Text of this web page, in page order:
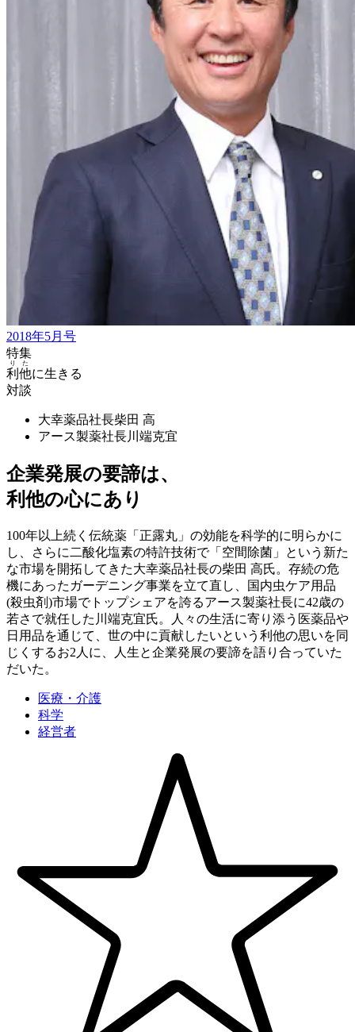
2018年5月号
特集
利他
りた
に生きる
対談
大幸薬品社長柴田 高
アース製薬社長川端克宜
企業発展の要諦は、
利他の心にあり
100年以上続く伝統薬「正露丸」の効能を科学的に明らかに
し、さらに二酸化塩素の特許技術で「空間除菌」という新た
な市場を開拓してきた大幸薬品社長の柴田 高氏。存続の危
機にあったガーデニング事業を立て直し、国内虫ケア用品
(殺虫剤)市場でトップシェアを誇るアース製薬社長に42歳の
若さで就任した川端克宜氏。人々の生活に寄り添う医薬品や
日用品を通じて、世の中に貢献したいという利他の思いを同
じくするお2人に、人生と企業発展の要諦を語り合っていた
だいた。
医療・介護
科学
経営者